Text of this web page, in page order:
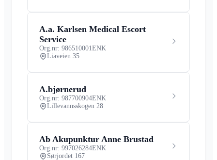
A.a. Karlsen Medical Escort
Service
Org.nr: 986510001 ENK
Liaveien 35
A.bjørnerud
Org.nr: 987700904ENK
Lillevannsskogen 28
Ab Akupunktur Anne Brustad
Org.nr: 997026284ENK
Sørjordet 167